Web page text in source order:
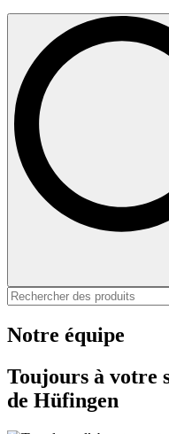
Notre équipe
Toujours à votre
de Hüfingen